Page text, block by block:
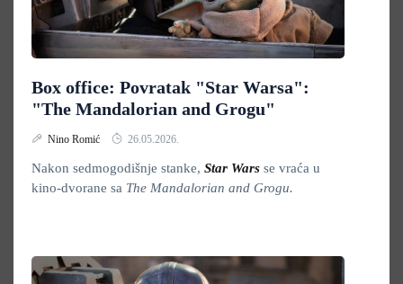
Box office: Povratak "Star Warsa":
"The Mandalorian and Grogu"
Nino Romić 26.05.2026.
Nakon sedmogodišnje stanke, Star Wars se vraća u
kino-dvorane sa The Mandalorian and Grogu.